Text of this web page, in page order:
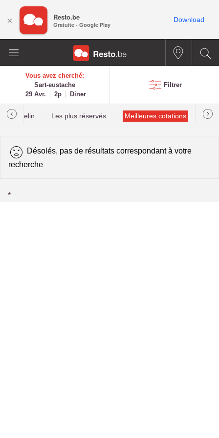
Vous avez cherché:
Sart-eustache
29 Avr.
2p Diner
Filtrer
Michelin Les plus réservés Meilleures cotations
Désolés, pas de résultats correspondant à votre
recherche
*
× Resto.be
Gratuite - Google Play
Download